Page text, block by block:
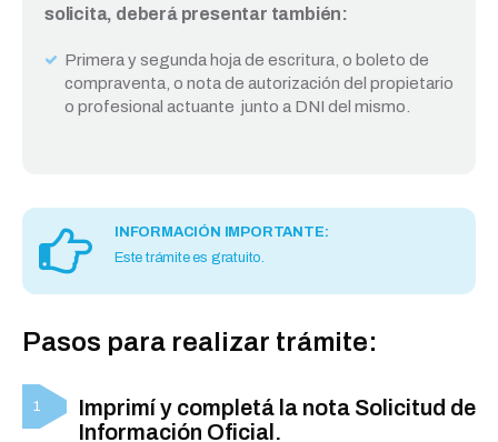
solicita, deberá presentar también:
Primera y segunda hoja de escritura, o boleto de
compraventa, o nota de autorización del propietario
o profesional actuante junto a DNI del mismo.
INFORMACIÓN IMPORTANTE:
Este trámite es gratuito.
Pasos para realizar trámite:
Imprimí y completá la nota Solicitud de
Información Oficial.